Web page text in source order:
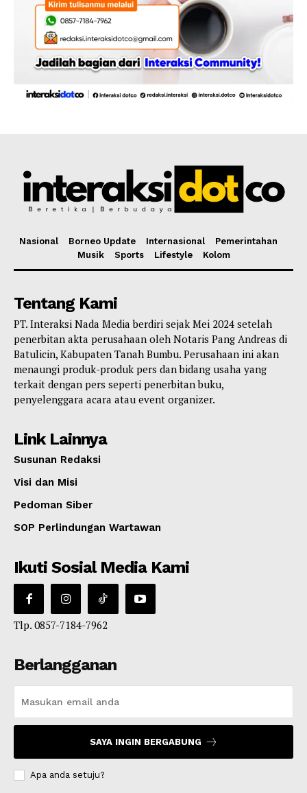
Nasional Borneo Update Internasional
Pemerintahan
Musik
Sports Lifestyle Kolom
Tentang Kami
PT. Interaksi Nada Media berdiri sejak Mei 2024 setelah
penerbitan akta perusahaan oleh Notaris Pang Andreas di
Batulicin, Kabupaten Tanah Bumbu. Perusahaan ini akan
menaungi produk-produk pers dan bidang usaha yang
terkait dengan pers seperti penerbitan buku,
penyelenggara acara atau event organizer.
Link Lainnya
Susunan Redaksi
Visi dan Misi
Pedoman Siber
SOP Perlindungan Wartawan
Ikuti Sosial Media Kami
Tlp. 0857-7184-7962
Berlangganan
SAYA INGIN BERGABUNG
Apa anda setuju?